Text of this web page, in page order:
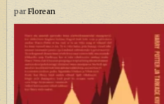
parFlorean